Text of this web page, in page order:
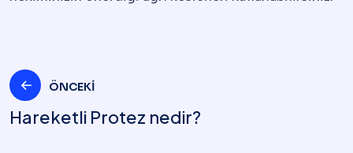
Yazı
ÖNCEKI
Hareketli Protez nedir?